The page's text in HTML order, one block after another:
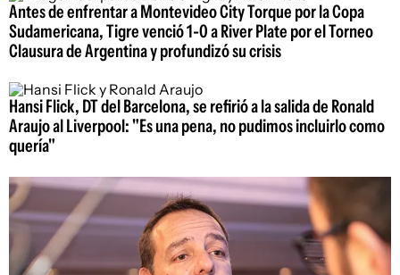
Antes de enfrentar a Montevideo City Torque por la Copa
Sudamericana, Tigre venció 1-0 a River Plate por el Torneo
Clausura de Argentina y profundizó su crisis
Hansi Flick, DT del Barcelona, se refirió a la salida de Ronald
Araujo al Liverpool: "Es una pena, no pudimos incluirlo como
quería"